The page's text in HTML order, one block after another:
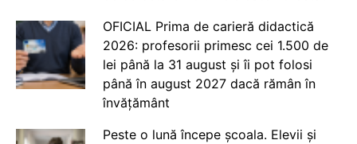
OFICIAL Prima de carieră didactică
2026: profesorii primesc cei 1.500 de
lei până la 31 august și îi pot folosi
până în august 2027 dacă rămân în
învățământ
Peste o lună începe școala. Elevii și